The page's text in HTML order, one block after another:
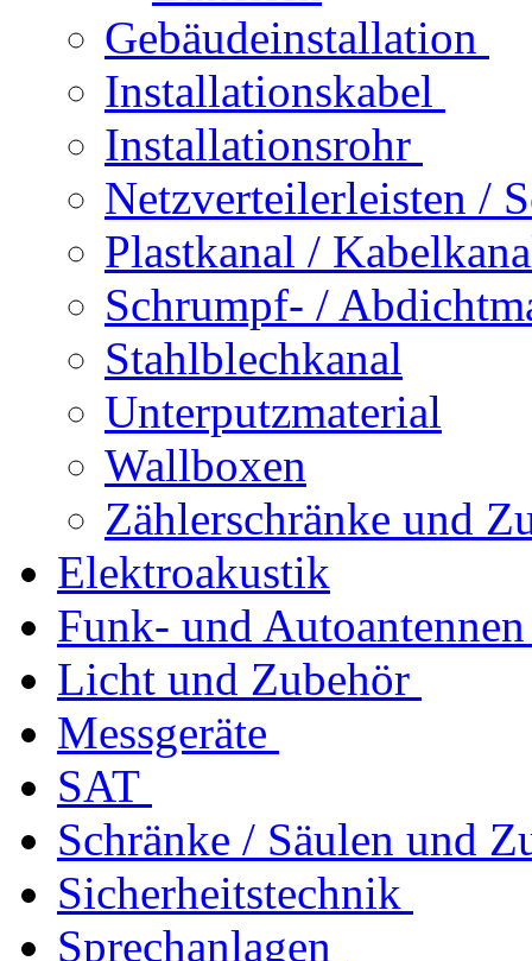
Gebäudeinstallation
Installationskabel
Installationsrohr
Netzverteilerleisten /
Plastkanal /
Schrumpf- /
Stahlblechkanal
Unterputzmaterial
Wallboxen
Zählerschränke und
Elektroakustik
Funk- und Autoantennen
Licht und Zubehör
Messgeräte
SAT
Schränke / Säulen und
Sicherheitstechnik
Sprechanlagen